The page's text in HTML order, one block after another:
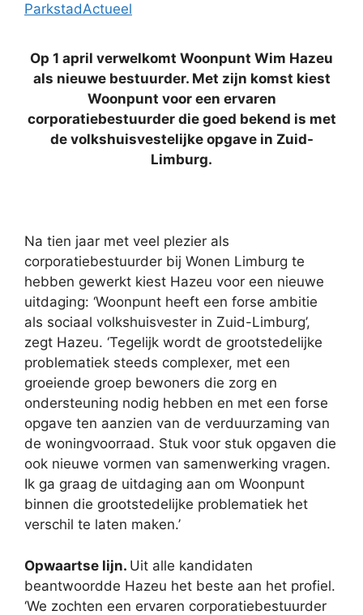
ParkstadActueel
Op 1 april verwelkomt Woonpunt Wim Hazeu
als nieuwe bestuurder. Met zijn komst kiest
Woonpunt voor een ervaren
corporatiebestuurder die goed bekend is met
de volkshuisvestelijke opgave in Zuid-
Limburg.
Na tien jaar met veel plezier als
corporatiebestuurder bij Wonen Limburg te
hebben gewerkt kiest Hazeu voor een nieuwe
uitdaging: ‘Woonpunt heeft een forse ambitie
als sociaal volkshuisvester in Zuid-Limburg’,
zegt Hazeu. ‘Tegelijk wordt de grootstedelijke
problematiek steeds complexer, met een
groeiende groep bewoners die zorg en
ondersteuning nodig hebben en met een forse
opgave ten aanzien van de verduurzaming van
de woningvoorraad. Stuk voor stuk opgaven die
ook nieuwe vormen van samenwerking vragen.
Ik ga graag de uitdaging aan om Woonpunt
binnen die grootstedelijke problematiek het
verschil te laten maken.’
Opwaartse lijn. Uit alle kandidaten
beantwoordde Hazeu het beste aan het profiel.
‘We zochten een ervaren corporatiebestuurder